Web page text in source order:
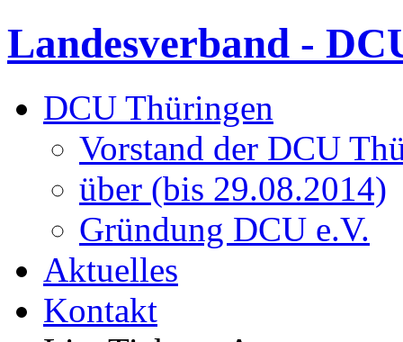
Landesverband -
DCU Thüringen
Vorstand der DCU
über (bis 29.08.2014)
Gründung DCU e.V.
Aktuelles
Kontakt